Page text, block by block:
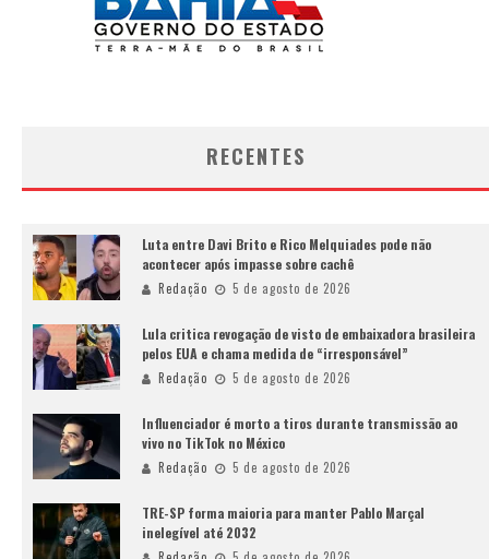
RECENTES
Luta entre Davi Brito e Rico Melquiades pode não
acontecer após impasse sobre cachê
Redação 5 de agosto de 2026
Lula critica revogação de visto de embaixadora brasileira
pelos EUA e chama medida de “irresponsável”
Redação 5 de agosto de 2026
Influenciador é morto a tiros durante transmissão ao
vivo no TikTok no México
Redação 5 de agosto de 2026
TRE-SP forma maioria para manter Pablo Marçal
inelegível até 2032